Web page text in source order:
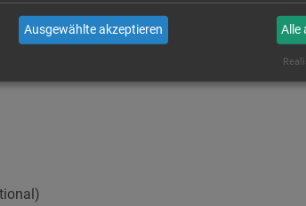
01.09.2019
und berufsbildenden Schulen bis
zunächst auf einen Kooperationszeitraum
weiteres Schuljahr wird angestrebt.
Die
Ausgewählte akzeptieren Alle